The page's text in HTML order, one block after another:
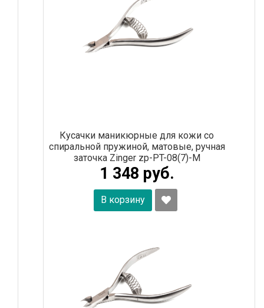
Кусачки маникюрные для кожи со
спиральной пружиной, матовые, ручная
заточка Zinger zp-PT-08(7)-M
1 348 руб.
В корзину